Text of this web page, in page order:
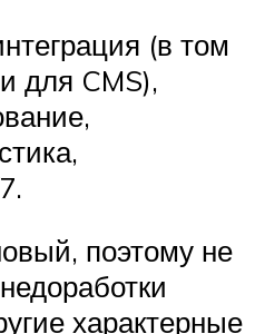
(в том
для CMS),
поэтому не
характерные